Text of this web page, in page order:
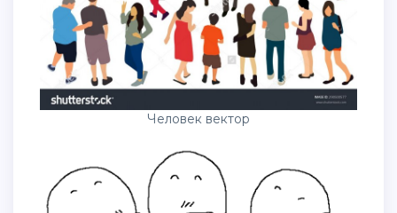
Человек вектор